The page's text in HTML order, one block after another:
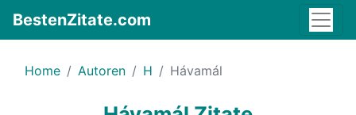
BestenZitate.com
Home Autoren H Hávamál